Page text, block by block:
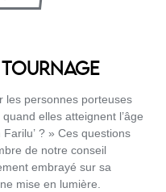
TOURNAGE
les personnes porteuses
elles atteignent l’âge
? » Ces questions
de notre conseil
embrayé sur sa
mise en lumière.